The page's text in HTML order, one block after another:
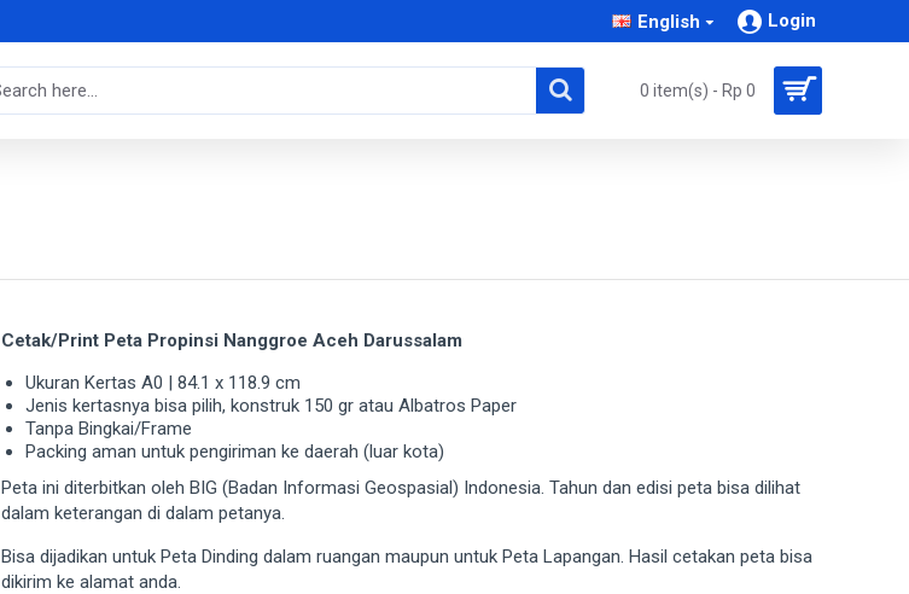
English Login
0 item(s) - Rp 0
Cetak/Print Peta Propinsi Nanggroe Aceh Darussalam
Ukuran Kertas A0 | 84.1 x 118.9 cm
Jenis kertasnya bisa pilih, konstruk 150 gr atau Albatros Paper
Tanpa Bingkai/Frame
Packing aman untuk pengiriman ke daerah (luar kota)
Peta ini diterbitkan oleh BIG (Badan Informasi Geospasial) Indonesia. Tahun dan edisi peta bisa dilihat
dalam keterangan di dalam petanya.
Bisa dijadikan untuk Peta Dinding dalam ruangan maupun untuk Peta Lapangan. Hasil cetakan peta bisa
dikirim ke alamat anda.